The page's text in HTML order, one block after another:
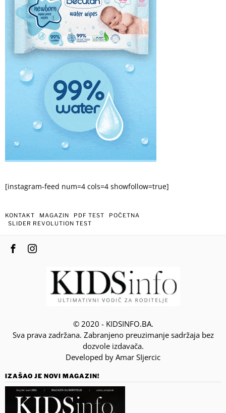
[instagram-feed num=4 cols=4 showfollow=true]
KONTAKT MAGAZIN PDF TEST
POČETNA
SLIDER REVOLUTION TEST
© 2020 - KIDSINFO.BA.
Sva prava zadržana. Zabranjeno preuzimanje sadržaja bez
dozvole izdavača.
Developed by Amar SIjercic
IZAŠAO JE NOVI MAGAZIN!